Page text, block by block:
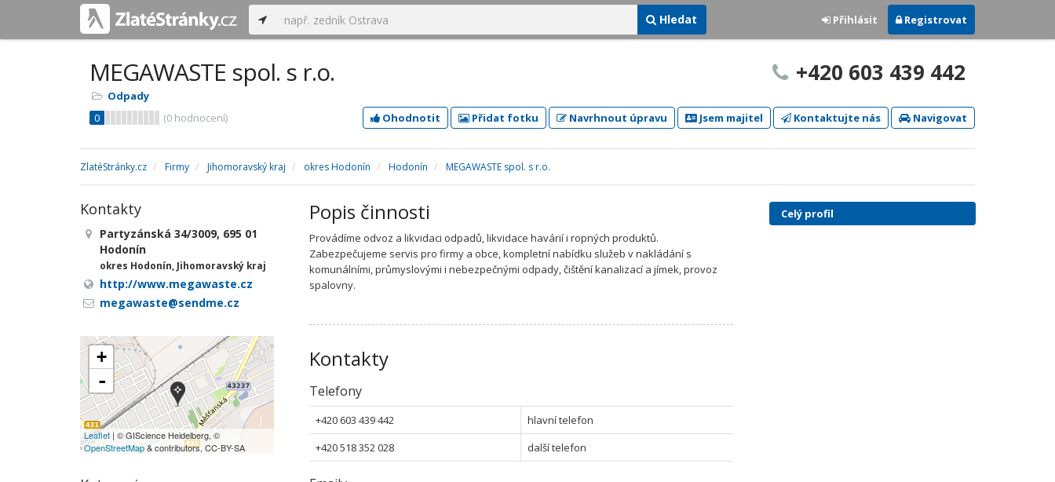
Hledat Přihlásit Registrovat
MEGAWASTE spol. s r.o.
Odpady
0
(0 hodnocení)
+420 603 439 442
Ohodnotit Přidat fotku Navrhnout úpravu Jsem majitel Kontaktujte nás Navigovat
ZlatéStránky.cz Firmy Jihomoravský kraj okres Hodonín Hodonín MEGAWASTE spol. s r.o.
Popis činnosti
Provádíme odvoz a likvidaci odpadů, likvidace havárií i ropných produktů.
Zabezpečujeme servis pro firmy a obce, kompletní nabídku služeb v nakládání s
komunálními, průmyslovými i nebezpečnými odpady, čištění kanalizací a jímek, provoz
spalovny.
Kontakty
Telefony
+420 603 439 442
hlavní telefon
+420 518 352 028
další telefon
Kontakty
Partyzánská 34/3009, 695 01
Hodonín
okres Hodonín, Jihomoravský kraj
http://www.megawaste.cz
megawaste@sendme.cz
+
-
Leaflet | © GIScience Heidelberg, ©
OpenStreetMap& contributors, CC-BY-SA
Celý profil